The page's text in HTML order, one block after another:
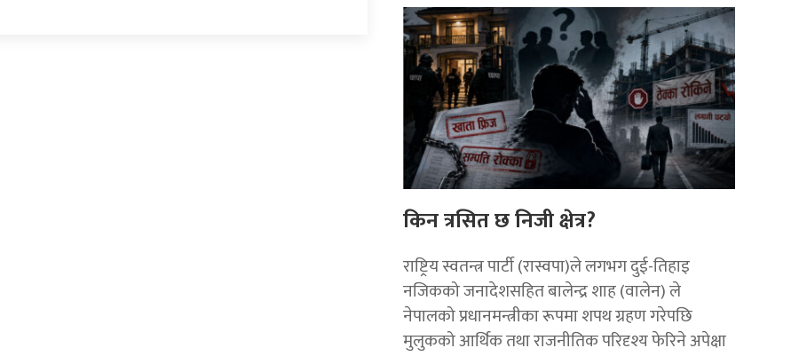
किन त्रसित छ निजी क्षेत्र?
राष्ट्रिय स्वतन्त्र पार्टी (रास्वपा)ले लगभग दुई-तिहाइ
नजिकको जनादेशसहित बालेन्द्र शाह (वालेन) ले
नेपालको प्रधानमन्त्रीका रूपमा शपथ ग्रहण गरेपछि
मुलुकको आर्थिक तथा राजनीतिक परिदृश्य फेरिने अपेक्षा